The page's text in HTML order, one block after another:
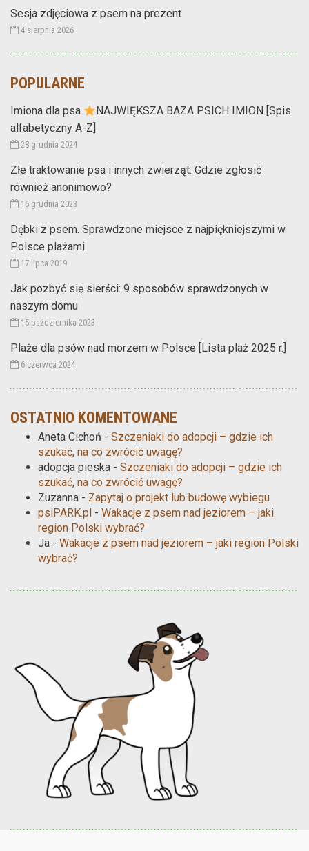
Sesja zdjęciowa z psem na prezent
4 sierpnia 2026
POPULARNE
Imiona dla psa
NAJWIĘKSZA BAZA PSICH IMION [Spis
alfabetyczny A-Z]
28 grudnia 2024
Złe traktowanie psa i innych zwierząt. Gdzie zgłosić
również anonimowo?
16 grudnia 2023
Dębki z psem. Sprawdzone miejsce z najpiękniejszymi w
Polsce plażami
17 lipca 2019
Jak pozbyć się sierści: 9 sposobów sprawdzonych w
naszym domu
15 października 2023
Plaże dla psów nad morzem w Polsce [Lista plaż 2025 r.]
6 czerwca 2024
OSTATNIO KOMENTOWANE
Aneta Cichoń - Szczeniaki do adopcji – gdzie ich
szukać, na co zwrócić uwagę?
adopcja pieska - Szczeniaki do adopcji – gdzie ich
szukać, na co zwrócić uwagę?
Zuzanna - Zapytaj o projekt lub budowę wybiegu
psiPARK.pl - Wakacje z psem nad jeziorem – jaki
region Polski wybrać?
Ja - Wakacje z psem nad jeziorem – jaki region Polski
wybrać?